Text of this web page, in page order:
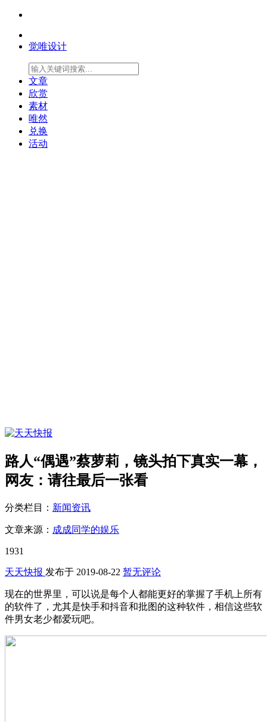
觉唯设计
文章
欣赏
素材
唯然
兑换
活动
路人“偶遇”蔡萝莉，镜头拍下真实一幕，
网友：请往最后一张看
分类栏目： 新闻资讯
文章来源： 成成同学的娱乐
1931
天天快报 发布于 2019-08-22 暂无评论
现在的世界里，可以说是每个人都能更好的掌握了手机上所有
的软件了，尤其是快手和抖音和批图的这种软件，相信这些软
件男女老少都爱玩吧。